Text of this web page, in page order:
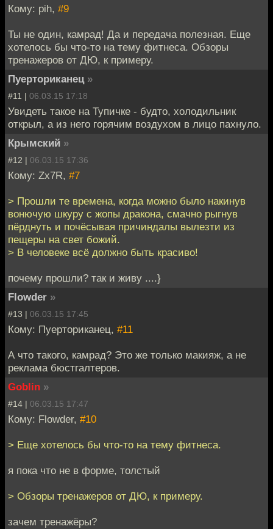
Кому: pih, #9
Ты не один, камрад! Да и передача полезная. Еще
хотелось бы что-то на тему фитнеса. Обзоры
тренажеров от ДЮ, к примеру.
Пуерториканец »
#11 | 06.03.15 17:18
Увидеть такое на Тупичке - будто, холодильник
открыл, а из него горячим воздухом в лицо пахнуло.
Крымский »
#12 | 06.03.15 17:36
Кому: Zx7R, #7
> Прошли те времена, когда можно было накинув
вонючую шкуру с жопы дракона, смачно рыгнув
пёрднуть и почёсывая причиндалы вылезти из
пещеры на свет божий.
> В человеке всё должно быть красиво!
почему прошли? так и живу ....}
Flowder »
#13 | 06.03.15 17:45
Кому: Пуерториканец, #11
А что такого, камрад? Это же только макияж, а не
реклама бюстгалтеров.
Goblin »
#14 | 06.03.15 17:47
Кому: Flowder, #10
> Еще хотелось бы что-то на тему фитнеса.
я пока что не в форме, толстый
> Обзоры тренажеров от ДЮ, к примеру.
зачем тренажёры?